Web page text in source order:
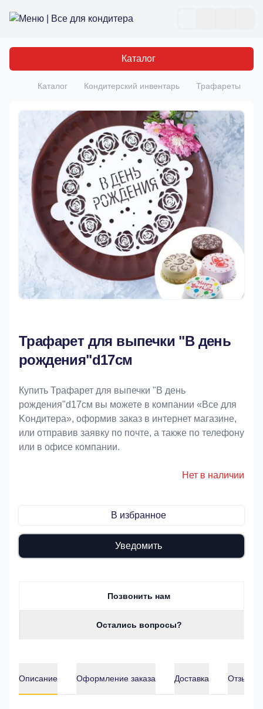
Все для кондитера
Каталог
Главная
Каталог Кондитерский инвентарь Трафареты
Трафарет для выпечки "В день
рождения"d17см
Купить Трафарет для выпечки "В день
рождения"d17см вы можете в компании «Bce для
Koндитeрa», оформив заказ в интернет магазине,
или отправив заявку по почте, а также по телефону
или в офисе компании.
Нет в наличии
В избранное
Уведомить
Позвонить нам
Остались вопросы?
Описание Оформление заказа Доставка Отзывы